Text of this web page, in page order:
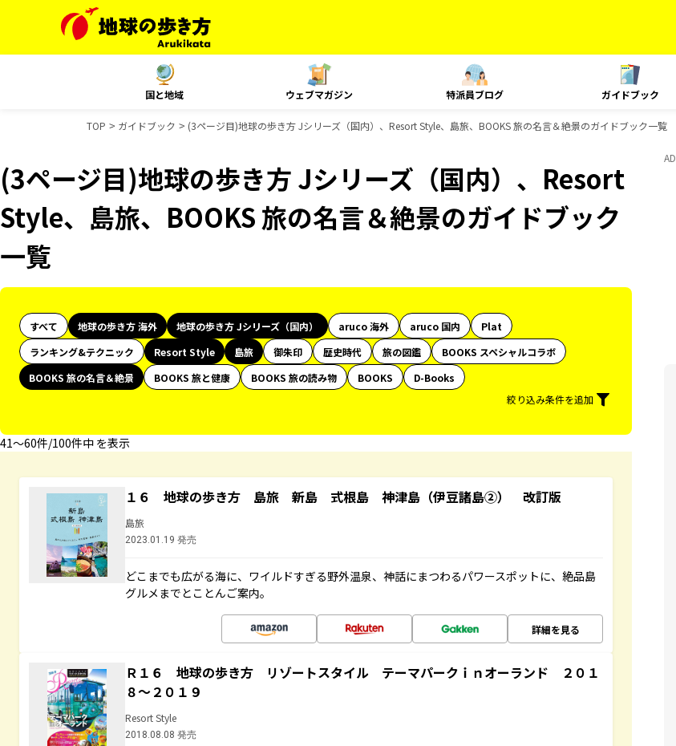
国と地域 ウェブマガジン 特派員ブログ ガイドブック
TOP ガイドブック (3ページ目)地球の歩き方 Jシリーズ（国内）、Resort Style、島旅、BOOKS 旅の名言＆絶景のガイドブック一覧
(3ページ目)地球の歩き方 Jシリーズ（国内）、Resort
Style、島旅、BOOKS 旅の名言＆絶景のガイドブック
一覧
すべて 地球の歩き方 海外 地球の歩き方 Jシリーズ（国内） aruco 海外 aruco 国内
Plat
ランキング&テクニック
Resort Style 島旅 御朱印 歴史時代 旅の図鑑
BOOKS スペシャルコラボ
BOOKS 旅の名言＆絶景
BOOKS 旅と健康 BOOKS 旅の読み物 BOOKS
D-Books
絞り込み条件を追加
41〜60件/100件中 を表示
１６ 地球の歩き方 島旅 新島 式根島 神津島（伊豆諸島②） 改訂版
島旅
2023.01.19 発売
どこまでも広がる海に、ワイルドすぎる野外温泉、神話にまつわるパワースポットに、絶品島
グルメまでとことんご案内。
詳細を見る
Ｒ１６ 地球の歩き方 リゾートスタイル テーマパークｉｎオーランド ２０１
８～２０１９
Resort Style
2018.08.08 発売
AD